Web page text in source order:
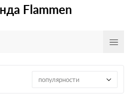
Flammen
популярности